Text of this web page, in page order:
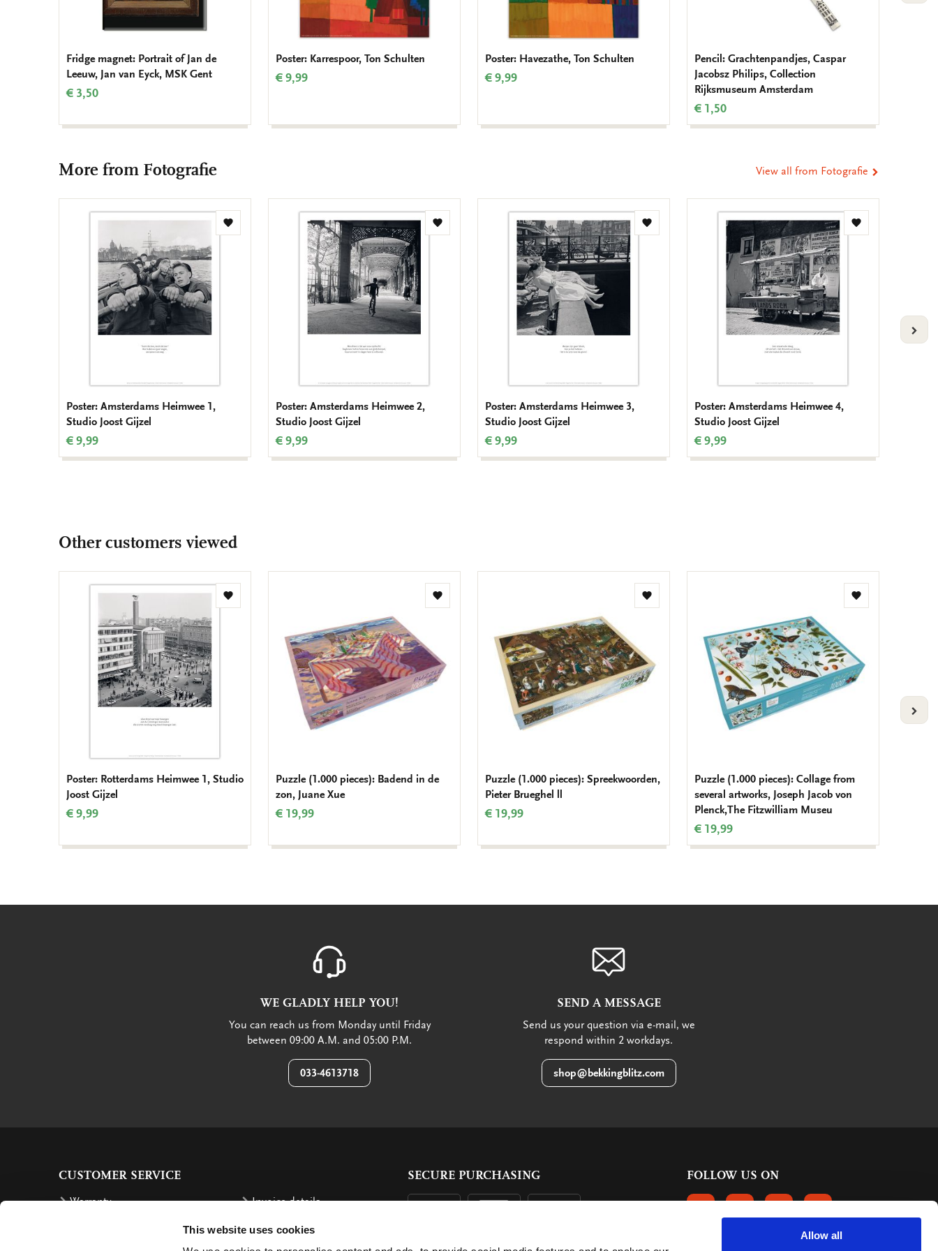
This website uses cookies
Allow all
Fridge magnet: Portrait of Jan de
Leeuw, Jan van Eyck, MSK Gent
€ 3,50
Poster: Karrespoor, Ton Schulten
€ 9,99
Poster: Havezathe, Ton Schulten
€ 9,99
Pencil: Grachtenpandjes, Caspar
Jacobsz Philips, Collection
Rijksmuseum Amsterdam
€ 1,50
More from Fotografie View all from Fotografie
Add
Poster: Amsterdams Heimwee 1,
Studio Joost Gijzel
€ 9,99
Add
Poster: Amsterdams Heimwee 2,
Studio Joost Gijzel
€ 9,99
Add
Poster: Amsterdams Heimwee 3,
Studio Joost Gijzel
€ 9,99
Add
Poster: Amsterdams Heimwee 4,
Studio Joost Gijzel
€ 9,99
Other customers viewed
Add
Poster: Rotterdams Heimwee 1, Studio
Joost Gijzel
€ 9,99
Add
Puzzle (1.000 pieces): Badend in de
zon, Juane Xue
€ 19,99
Add
Puzzle (1.000 pieces): Spreekwoorden,
Pieter Brueghel ll
€ 19,99
Add
Puzzle (1.000 pieces): Collage from
several artworks, Joseph Jacob von
Plenck,The Fitzwilliam Museu
€ 19,99
WE GLADLY HELP YOU!
You can reach us from Monday until Friday
between 09:00 A.M. and 05:00 P.M.
033-4613718
SEND A MESSAGE
Send us your question via e-mail, we
respond within 2 workdays.
shop@bekkingblitz.com
CUSTOMER SERVICE
Warranty
Invoice details
Reimbursement
Complaints
SECURE PURCHASING FOLLOW US ON
FOLLOW US ON FACEBOOK
FOLLOW US ON INSTAGRAM
FOLLOW US ON LINKEDIN
FOLLOW US ON